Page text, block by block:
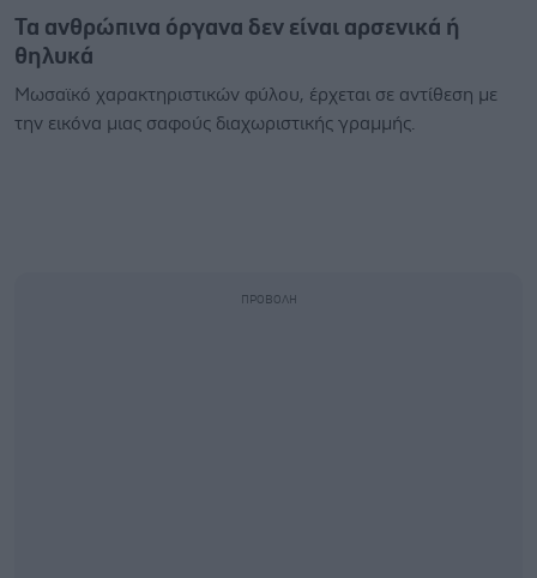
Τα ανθρώπινα όργανα δεν είναι αρσενικά ή
θηλυκά
Μωσαϊκό χαρακτηριστικών φύλου, έρχεται σε αντίθεση με
την εικόνα μιας σαφούς διαχωριστικής γραμμής.